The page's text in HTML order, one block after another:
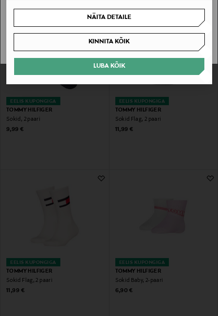
NÄITA DETAILE
KINNITA KÕIK
LUBA KÕIK
EELIS KUPONGIGA
TOMMY HILFIGER
Sokid, 2 paari
Original Price
9,99 €
EELIS KUPONGIGA
TOMMY HILFIGER
Sokid Flag, 2 paari
Original Price
11,99 €
EELIS KUPONGIGA
TOMMY HILFIGER
Sokid Flag, 2 paari
Original Price
11,99 €
EELIS KUPONGIGA
TOMMY HILFIGER
Sokid Baby, 2-paari
Original Price
6,90 €
SAAN ARU